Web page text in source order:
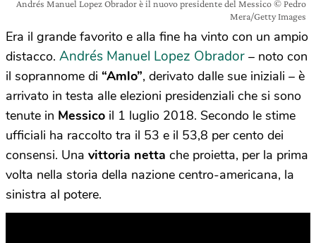
Andrés Manuel Lopez Obrador è il nuovo presidente del Messico © Pedro
Mera/Getty Images
Era il grande favorito e alla fine ha vinto con un ampio
distacco. Andrés Manuel Lopez Obrador – noto con
il soprannome di “Amlo”, derivato dalle sue iniziali – è
arrivato in testa alle elezioni presidenziali che si sono
tenute in Messico il 1 luglio 2018. Secondo le stime
ufficiali ha raccolto tra il 53 e il 53,8 per cento dei
consensi. Una vittoria netta che proietta, per la prima
volta nella storia della nazione centro-americana, la
sinistra al potere.